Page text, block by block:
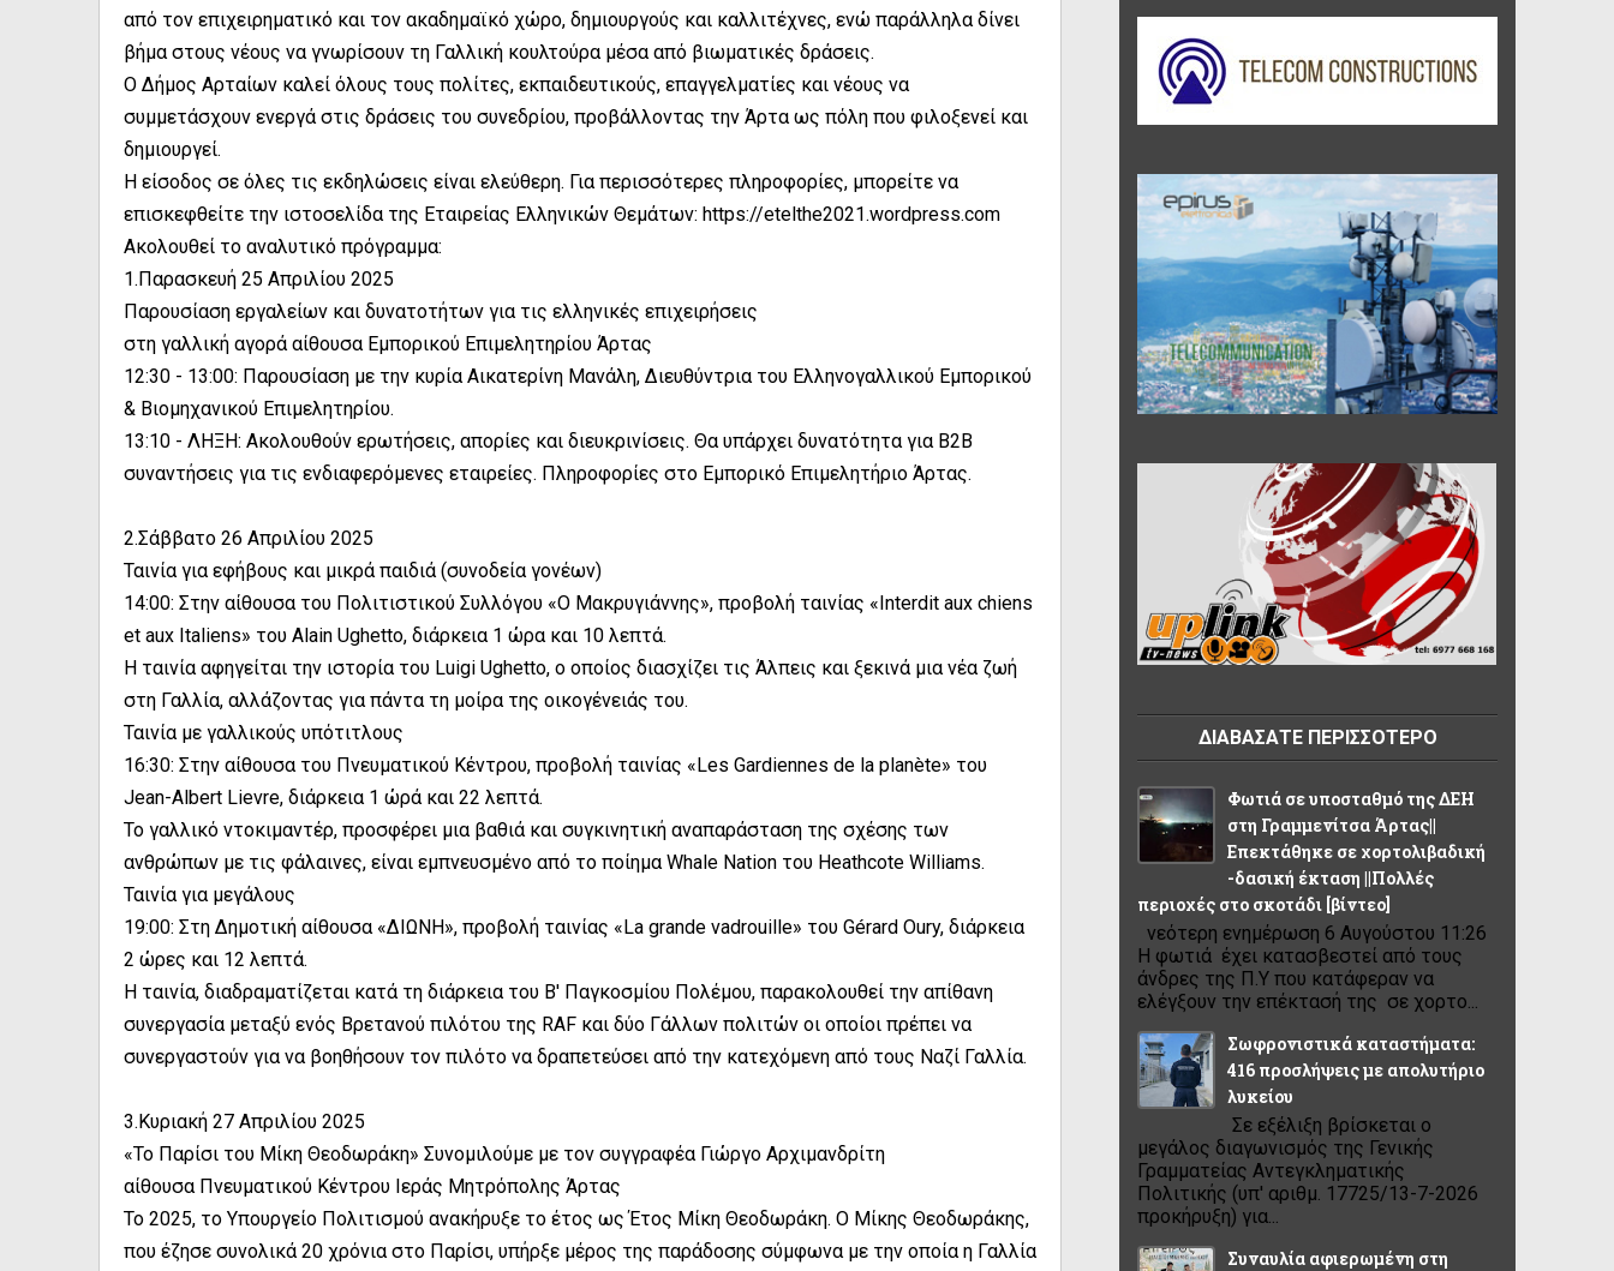
από τον επιχειρηματικό και τον ακαδημαϊκό χώρο, δημιουργούς και καλλιτέχνες, ενώ παράλληλα δίνει
βήμα στους νέους να γνωρίσουν τη Γαλλική κουλτούρα μέσα από βιωματικές δράσεις.
Ο Δήμος Αρταίων καλεί όλους τους πολίτες, εκπαιδευτικούς, επαγγελματίες και νέους να
συμμετάσχουν ενεργά στις δράσεις του συνεδρίου, προβάλλοντας την Άρτα ως πόλη που φιλοξενεί και
δημιουργεί.
Η είσοδος σε όλες τις εκδηλώσεις είναι ελεύθερη. Για περισσότερες πληροφορίες, μπορείτε να
επισκεφθείτε την ιστοσελίδα της Εταιρείας Ελληνικών Θεμάτων: https://etelthe2021.wordpress.com
Ακολουθεί το αναλυτικό πρόγραμμα:
1.Παρασκευή 25 Απριλίου 2025
Παρουσίαση εργαλείων και δυνατοτήτων για τις ελληνικές επιχειρήσεις
στη γαλλική αγορά αίθουσα Εμπορικού Επιμελητηρίου Άρτας
12:30 - 13:00: Παρουσίαση με την κυρία Αικατερίνη Μανάλη, Διευθύντρια του Ελληνογαλλικού Εμπορικού
& Βιομηχανικού Επιμελητηρίου.
13:10 - ΛΗΞΗ: Ακολουθούν ερωτήσεις, απορίες και διευκρινίσεις. Θα υπάρχει δυνατότητα για Β2Β
συναντήσεις για τις ενδιαφερόμενες εταιρείες. Πληροφορίες στο Εμπορικό Επιμελητήριο Άρτας.
2.Σάββατο 26 Απριλίου 2025
Ταινία για εφήβους και μικρά παιδιά (συνοδεία γονέων)
14:00: Στην αίθουσα του Πολιτιστικού Συλλόγου «Ο Μακρυγιάννης», προβολή ταινίας «Interdit aux chiens
et aux Italiens» του Alain Ughetto, διάρκεια 1 ώρα και 10 λεπτά.
Η ταινία αφηγείται την ιστορία του Luigi Ughetto, ο οποίος διασχίζει τις Άλπεις και ξεκινά μια νέα ζωή
στη Γαλλία, αλλάζοντας για πάντα τη μοίρα της οικογένειάς του.
Ταινία με γαλλικούς υπότιτλους
16:30: Στην αίθουσα του Πνευματικού Κέντρου, προβολή ταινίας «Les Gardiennes de la planète» του
Jean-Albert Lievre, διάρκεια 1 ώρά και 22 λεπτά.
Το γαλλικό ντοκιμαντέρ, προσφέρει μια βαθιά και συγκινητική αναπαράσταση της σχέσης των
ανθρώπων με τις φάλαινες, είναι εμπνευσμένο από το ποίημα Whale Nation του Heathcote Williams.
Ταινία για μεγάλους
19:00: Στη Δημοτική αίθουσα «ΔΙΩΝΗ», προβολή ταινίας «La grande vadrouille» του Gérard Oury, διάρκεια
2 ώρες και 12 λεπτά.
Η ταινία, διαδραματίζεται κατά τη διάρκεια του Β' Παγκοσμίου Πολέμου, παρακολουθεί την απίθανη
συνεργασία μεταξύ ενός Βρετανού πιλότου της RAF και δύο Γάλλων πολιτών οι οποίοι πρέπει να
συνεργαστούν για να βοηθήσουν τον πιλότο να δραπετεύσει από την κατεχόμενη από τους Ναζί Γαλλία.
3.Κυριακή 27 Απριλίου 2025
«Το Παρίσι του Μίκη Θεοδωράκη» Συνομιλούμε με τον συγγραφέα Γιώργο Αρχιμανδρίτη
αίθουσα Πνευματικού Κέντρου Ιεράς Μητρόπολης Άρτας
Το 2025, το Υπουργείο Πολιτισμού ανακήρυξε το έτος ως Έτος Μίκη Θεοδωράκη. Ο Μίκης Θεοδωράκης,
που έζησε συνολικά 20 χρόνια στο Παρίσι, υπήρξε μέρος της παράδοσης σύμφωνα με την οποία η Γαλλία
ΔΙΑΒΑΣΑΤΕ ΠΕΡΙΣΣΟΤΕΡΟ
Φωτιά σε υποσταθμό της ΔΕΗ
στη Γραμμενίτσα Άρτας||
Επεκτάθηκε σε χορτολιβαδική
-δασική έκταση ||Πολλές
περιοχές στο σκοτάδι [βίντεο]
νεότερη ενημέρωση 6 Αυγούστου 11:26
Η φωτιά έχει κατασβεστεί από τους
άνδρες της Π.Υ που κατάφεραν να
ελέγξουν την επέκτασή της σε χορτο...
Σωφρονιστικά καταστήματα:
416 προσλήψεις με απολυτήριο
λυκείου
Σε εξέλιξη βρίσκεται ο
μεγάλος διαγωνισμός της Γενικής
Γραμματείας Αντεγκληματικής
Πολιτικής (υπ' αριθμ. 17725/13-7-2026
προκήρυξη) για...
Συναυλία αφιερωμένη στη